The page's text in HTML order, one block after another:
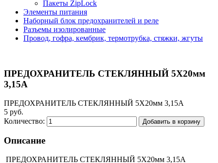
Пакеты ZipLock
Элементы питания
Наборный блок предохранителей и реле
Разъемы изолированные
Провод, гофра, кембрик, термотрубка, стяжки, жгуты
ПРЕДОХРАНИТЕЛЬ СТЕКЛЯННЫЙ 5Х20мм
3,15А
ПРЕДОХРАНИТЕЛЬ СТЕКЛЯННЫЙ 5Х20мм 3,15А
5 руб.
Количество:
Добавить в корзину
Описание
ПРЕДОХРАНИТЕЛЬ СТЕКЛЯННЫЙ 5Х20мм 3,15А